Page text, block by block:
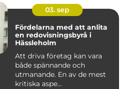
03. sep
Fördelarna med att anlita
en redovisningsbyrå i
Hässleholm
Att driva företag kan vara
både spännande och
utmanande. En av de mest
kritiska aspe...